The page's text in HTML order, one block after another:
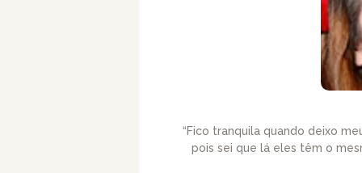
“Fico tranquila quando deixo
pois sei que lá eles têm o